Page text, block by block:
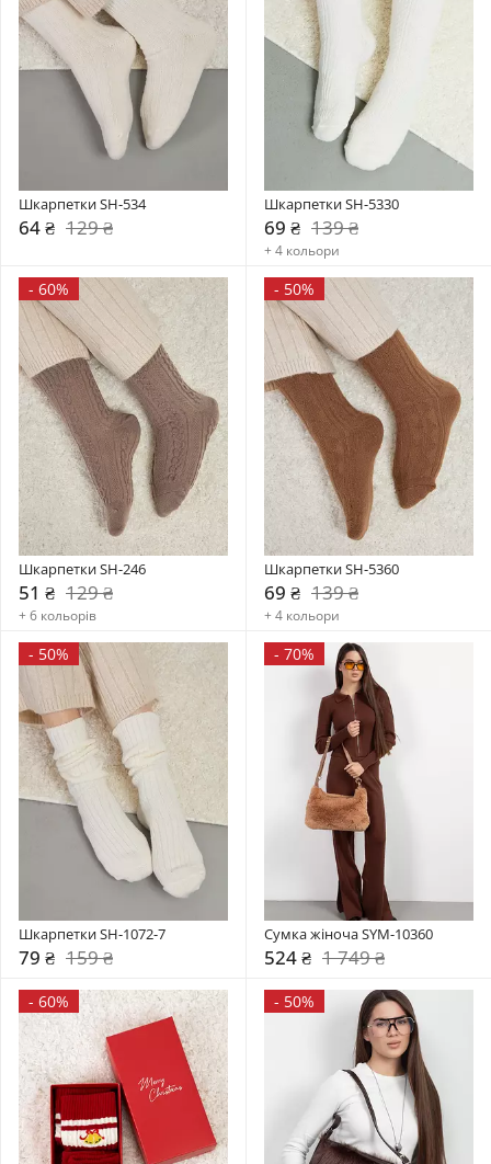
Шкарпетки SH-534
64 ₴ 129 ₴
Шкарпетки SH-5330
69 ₴ 139 ₴
+ 4 кольори
- 60%
Шкарпетки SH-246
51 ₴ 129 ₴
+ 6 кольорів
- 50%
Шкарпетки SH-5360
69 ₴ 139 ₴
+ 4 кольори
- 50%
Шкарпетки SH-1072-7
79 ₴ 159 ₴
- 70%
Сумка жіноча SYM-10360
524 ₴ 1 749 ₴
- 60% - 50%